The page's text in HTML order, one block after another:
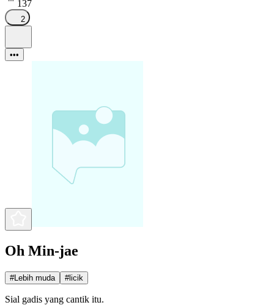
137
2
•••
Oh Min-jae
#Lebih muda #licik
Sial gadis yang cantik itu.